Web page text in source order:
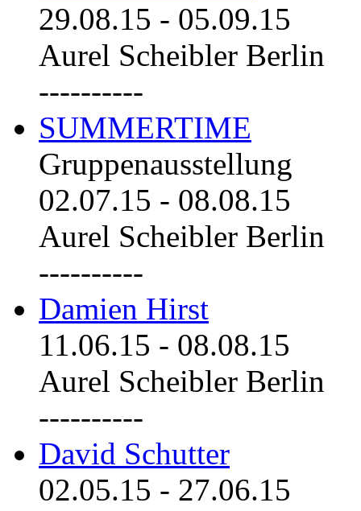
29.08.15 - 05.09.15
Aurel Scheibler Berlin
----------
SUMMERTIME
Gruppenausstellung
02.07.15 - 08.08.15
Aurel Scheibler Berlin
----------
Damien Hirst
11.06.15 - 08.08.15
Aurel Scheibler Berlin
----------
David Schutter
02.05.15 - 27.06.15